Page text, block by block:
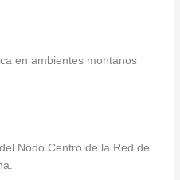
en ambientes montanos
Nodo Centro de la Red de